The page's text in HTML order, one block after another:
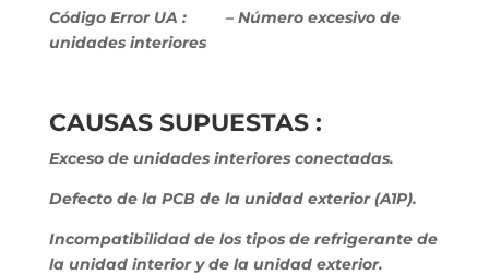
Código Error UA :
– Número excesivo de
unidades interiores
CAUSAS SUPUESTAS :
Exceso de unidades interiores conectadas.
Defecto de la PCB de la unidad exterior (A1P).
Incompatibilidad de los tipos de refrigerante de
la unidad interior y de la unidad exterior.